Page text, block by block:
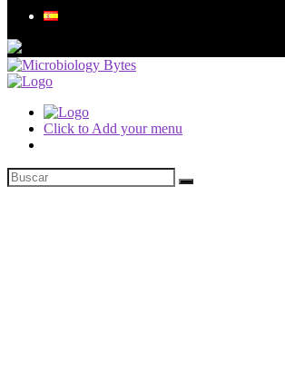
Click to Add your menu